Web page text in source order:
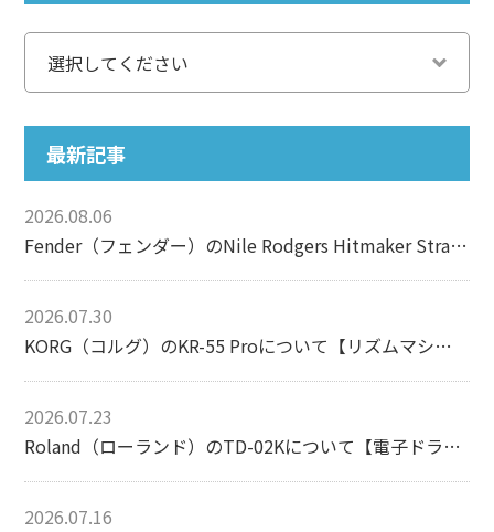
最新記事
2026.08.06
Fender（フェンダー）のNile Rodgers Hitmaker Stratocasterについて【エレキギター】
2026.07.30
KORG（コルグ）のKR-55 Proについて【リズムマシン】
2026.07.23
Roland（ローランド）のTD-02Kについて【電子ドラム】
2026.07.16